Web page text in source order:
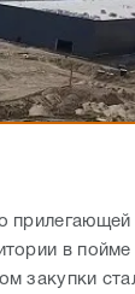
в
закупки